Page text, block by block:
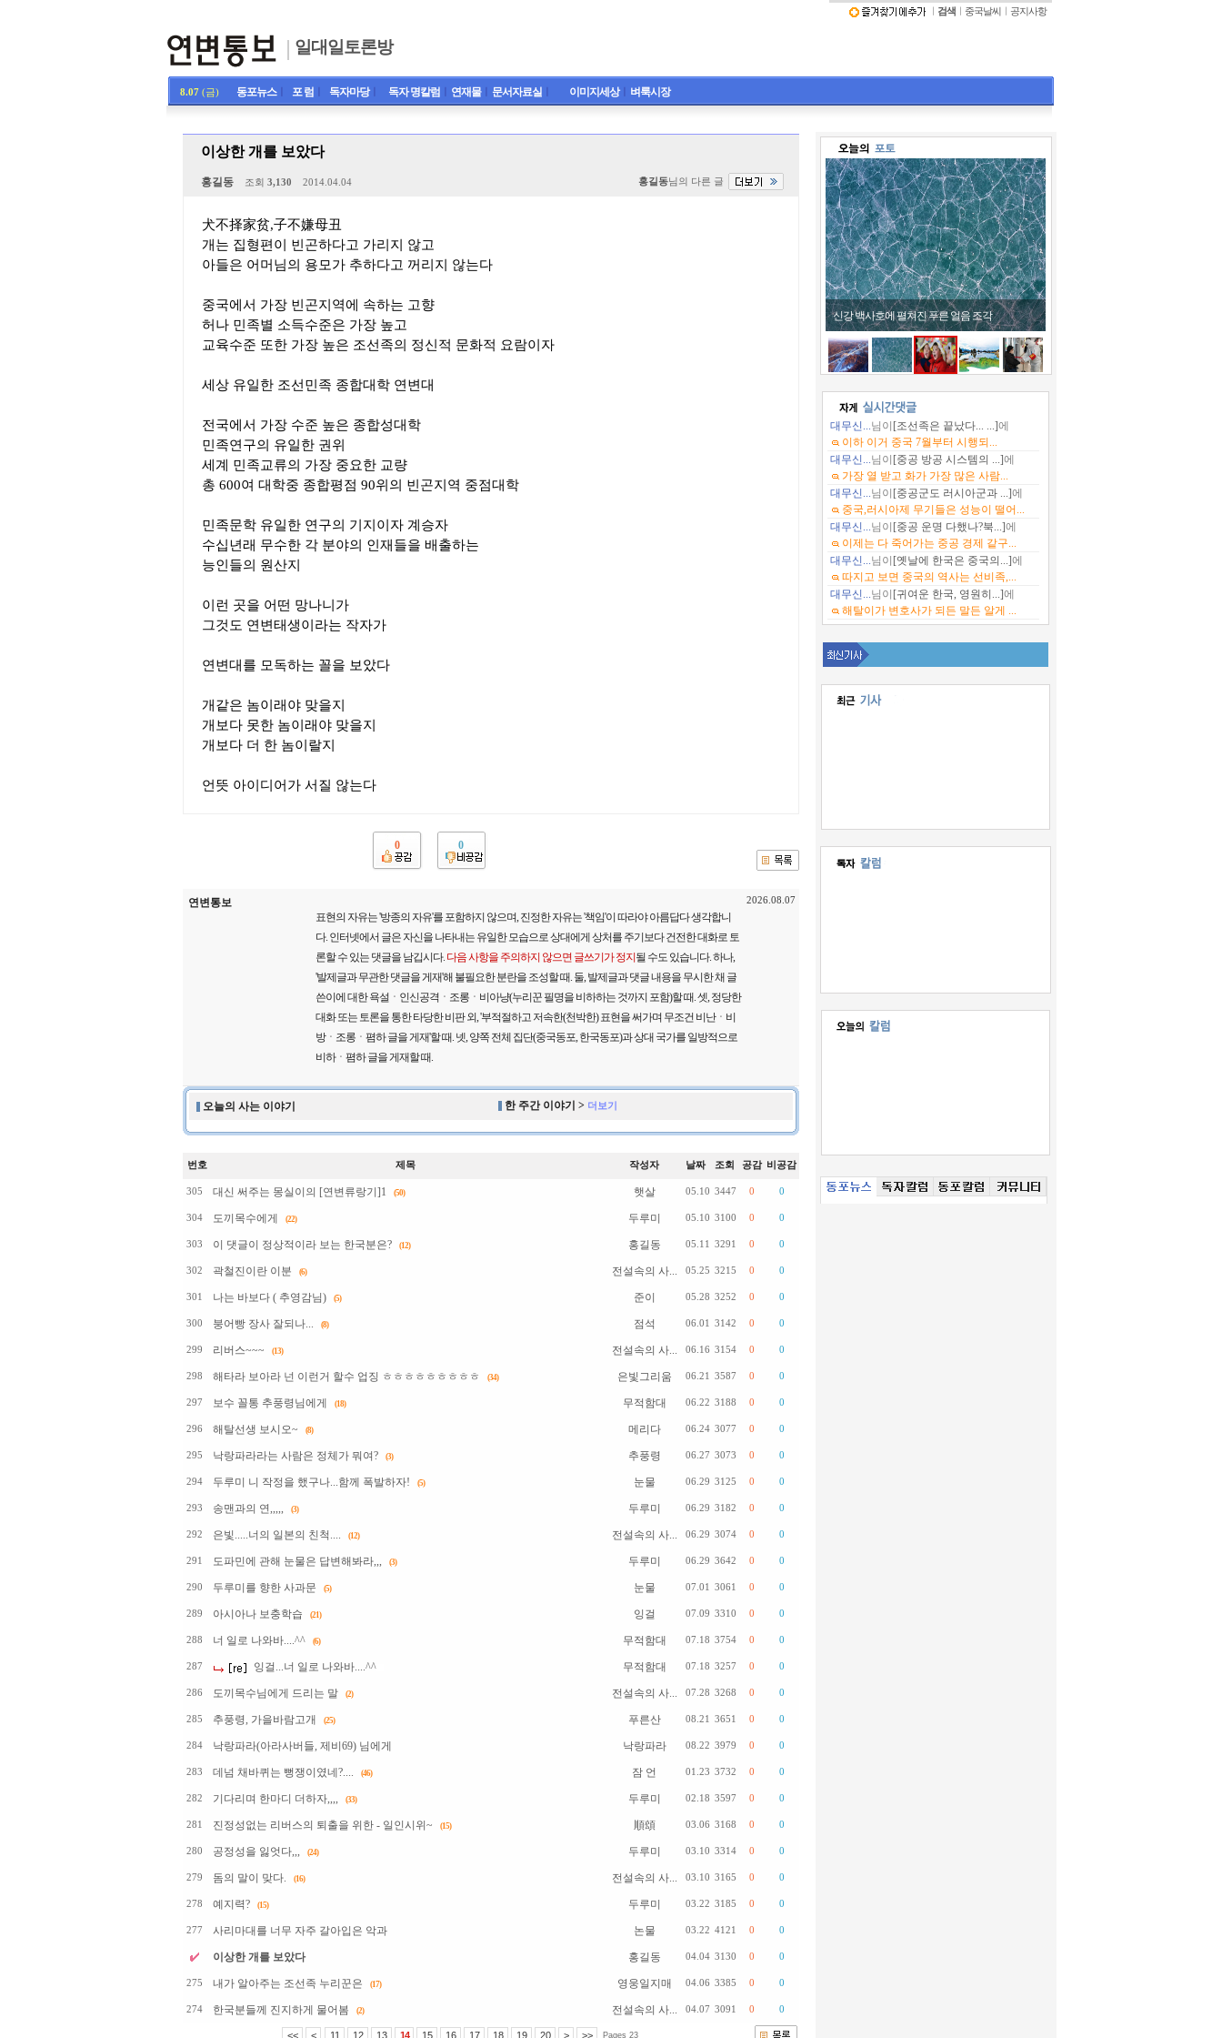
일대일토론방
검색 중국날씨 공지사항
8.07 (금) 동포뉴스ㅣ 포 럼 독자마당ㅣ 독자 명칼럼 연재물ㅣ 문서자료실 이미지세상ㅣ 벼룩시장
이상한 개를 보았다
홍길동 조회 3,130 2014.04.04 홍길동님의 다른 글
犬不择家贫,子不嫌母丑
개는 집형편이 빈곤하다고 가리지 않고
아들은 어머님의 용모가 추하다고 꺼리지 않는다
중국에서 가장 빈곤지역에 속하는 고향
허나 민족별 소득수준은 가장 높고
교육수준 또한 가장 높은 조선족의 정신적 문화적 요람이자
세상 유일한 조선민족 종합대학 연변대
전국에서 가장 수준 높은 종합성대학
민족연구의 유일한 권위
세계 민족교류의 가장 중요한 교량
총 600여 대학중 종합평점 90위의 빈곤지역 중점대학
민족문학 유일한 연구의 기지이자 계승자
수십년래 무수한 각 분야의 인재들을 배출하는
능인들의 원산지
이런 곳을 어떤 망나니가
그것도 연변태생이라는 작자가
연변대를 모독하는 꼴을 보았다
개같은 놈이래야 맞을지
개보다 못한 놈이래야 맞을지
개보다 더 한 놈이랄지
언뜻 아이디어가 서질 않는다
0 0
연변통보
표현의 자유는 '방종의 자유'를 포함하지 않으며, 진정한 자유는 '책임'이 따라야 아름답다 생각합니
다. 인터넷에서 글은 자신을 나타내는 유일한 모습으로 상대에게 상처를 주기보다 건전한 대화로 토
론할 수 있는 댓글을 남깁시다. 다음 사항을 주의하지 않으면 글쓰기가 정지 될 수도 있습니다. 하나,
'발제글과 무관한 댓글을 게재'해 불필요한 분란을 조성할 때. 둘, 발제글과 댓글 내용을 무시한 채 글
쓴이에 대한 욕설ㆍ인신공격ㆍ조롱ㆍ비아냥(누리꾼 필명을 비하하는 것까지 포함)할 때. 셋, 정당한
대화 또는 토론을 통한 타당한 비판 외, '부적절하고 저속한(천박한) 표현을 써가며 무조건 비난ㆍ비
방ㆍ조롱ㆍ폄하 글을 게재'할 때. 넷, 양쪽 전체 집단(중국동포, 한국동포)과 상대 국가를 일방적으로
비하ㆍ폄하 글을 게재할 때.
2026.08.07
오늘의 사는 이야기 한 주간 이야기 > 더보기
번호 제목 작성자 날짜 조회 공감 비공감
305 대신 써주는 몽실이의 [연변류랑기]1 (50) 햇살 05.10 3447 0 0
304 도끼목수에게 (22) 두루미 05.10 3100 0 0
303 이 댓글이 정상적이라 보는 한국분은? (12) 홍길동 05.11 3291 0 0
302 곽철진이란 이분 (6) 전설속의 사... 05.25 3215 0 0
301 나는 바보다 ( 추영감님) (5) 준이 05.28 3252 0 0
300 붕어빵 장사 잘되나... (8) 점석 06.01 3142 0 0
299 리버스~~~ (13) 전설속의 사... 06.16 3154 0 0
298 해타라 보아라 넌 이런거 할수 업징 ㅎㅎㅎㅎㅎㅎㅎㅎㅎ (34) 은빛그리움 06.21 3587 0 0
297 보수 꼴통 추풍령님에게 (18) 무적함대 06.22 3188 0 0
296 해탈선생 보시오~ (8) 메리다 06.24 3077 0 0
295 낙랑파라라는 사람은 정체가 뭐여? (3) 추풍령 06.27 3073 0 0
294 두루미 니 작정을 했구나...함께 폭발하자! (5) 눈물 06.29 3125 0 0
293 송맨과의 연,,,,, (3) 두루미 06.29 3182 0 0
292 은빛.....너의 일본의 친척.... (12) 전설속의 사... 06.29 3074 0 0
291 도파민에 관해 눈물은 답변해봐라,,, (3) 두루미 06.29 3642 0 0
290 두루미를 향한 사과문 (5) 눈물 07.01 3061 0 0
289 아시아나 보충학습 (21) 잉걸 07.09 3310 0 0
288 너 일로 나와바....^^ (6) 무적함대 07.18 3754 0 0
287 잉걸...너 일로 나와바....^^ 무적함대 07.18 3257 0 0
286 도끼목수님에게 드리는 말 (2) 전설속의 사... 07.28 3268 0 0
285 추풍령, 가을바람고개 (25) 푸른산 08.21 3651 0 0
284 낙랑파라(아라사버들, 제비69) 님에게 낙랑파라 08.22 3979 0 0
283 데넘 채바퀴는 뻥쟁이였네?.... (46) 잠 언 01.23 3732 0 0
282 기다리며 한마디 더하자,,,, (33) 두루미 02.18 3597 0 0
281 진정성없는 리버스의 퇴출을 위한 - 일인시위~ (15) 順頌 03.06 3168 0 0
280 공정성을 잃엇다,,, (24) 두루미 03.10 3314 0 0
279 돔의 말이 맞다. (16) 전설속의 사... 03.10 3165 0 0
278 예지력? (15) 두루미 03.22 3185 0 0
277 사리마대를 너무 자주 갈아입은 악과 논물 03.22 4121 0 0
이상한 개를 보았다 홍길동 04.04 3130 0 0
275 내가 알아주는 조선족 누리꾼은 (17) 영웅일지매 04.06 3385 0 0
274 한국분들께 진지하게 물어봄 (2) 전설속의 사... 04.07 3091 0 0
<< < 11 12 13 14 15 16 17 18 19 20 > >> Pages 23
어린이들 호랑이 모자 쓰고 '활짝'
대무신...님이 [조선족은 끝났다... ...]에
이하 이거 중국 7월부터 시행되...
대무신...님이 [중공 방공 시스템의 ...]에
가장 열 받고 화가 가장 많은 사람...
대무신...님이 [중공군도 러시아군과 ...]에
중국,러시아제 무기들은 성능이 떨어...
대무신...님이 [중공 운명 다했나?북...]에
이제는 다 죽어가는 중공 경제 같구...
대무신...님이 [옛날에 한국은 중국의...]에
따지고 보면 중국의 역사는 선비족,...
대무신...님이 [귀여운 한국, 영원히...]에
해탈이가 변호사가 되든 말든 알게 ...